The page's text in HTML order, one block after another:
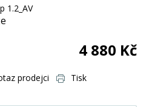
1.2_AV
4 880 Kč
prodejci Tisk